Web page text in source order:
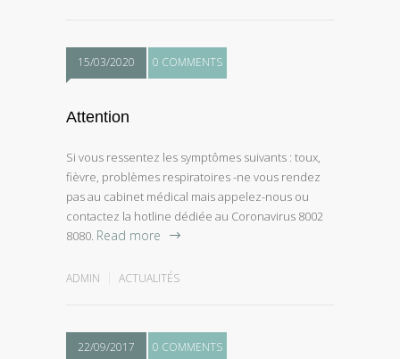
15/03/2020 0 COMMENTS
Attention
Si vous ressentez les symptômes suivants : toux,
fièvre, problèmes respiratoires -ne vous rendez
pas au cabinet médical mais appelez-nous ou
contactez la hotline dédiée au Coronavirus 8002
8080. Read more
ADMIN ACTUALITÉS
22/09/2017 0 COMMENTS